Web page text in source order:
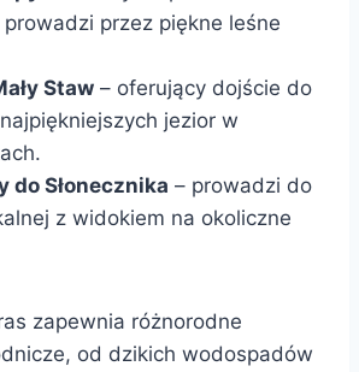
przez piękne leśne
Staw – oferujący dojście do
jezior w
do Słonecznika – prowadzi do
z widokiem na okoliczne
zapewnia różnorodne
od dzikich wodospadów